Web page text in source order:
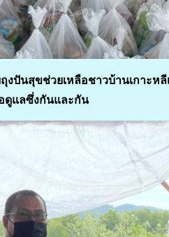
งปันสุขช่วยเหลือชาวบ้านเกาะห
ดูแลซึ่งกันและกัน